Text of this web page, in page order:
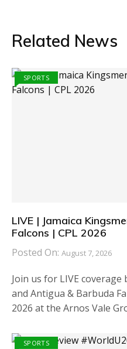
Related News
SPORTS
LIVE | Jamaica
Falcons | CPL 2026
Posted On: August 7, 2026
Join us for LIVE coverage
and Antigua & Barbuda
2026 at the Arnos Vale
SPORTS